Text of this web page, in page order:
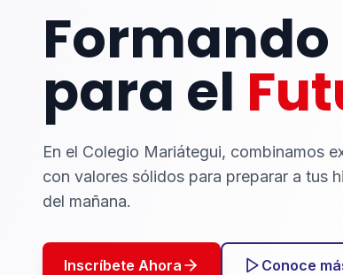
Formando
para el
En el Colegio Mariátegui, combinamos
con valores sólidos para preparar a tus
del mañana.
Inscríbete Ahora Conoce